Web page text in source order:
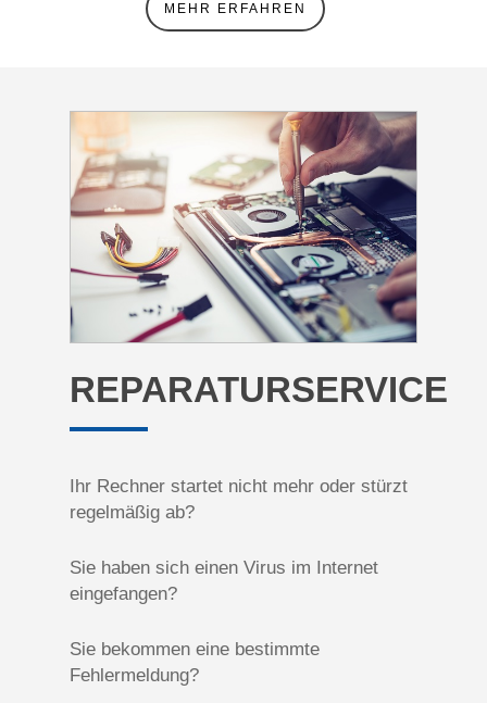
MEHR ERFAHREN
REPARATURSERVICE
Ihr Rechner startet nicht mehr oder stürzt
regelmäßig ab?
Sie haben sich einen Virus im Internet
eingefangen?
Sie bekommen eine bestimmte
Fehlermeldung?